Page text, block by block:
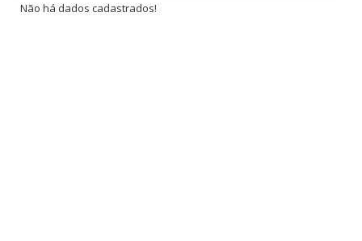
Não há dados cadastrados!